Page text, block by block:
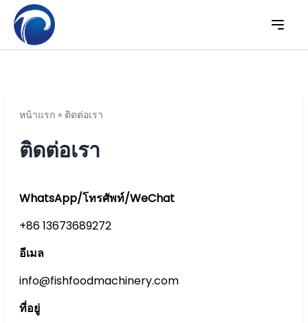
หน้าแรก » ติดต่อเรา
ติดต่อเรา
WhatsApp/โทรศัพท์/WeChat
+86 13673689272
อีเมล
info@fishfoodmachinery.com
ที่อยู่